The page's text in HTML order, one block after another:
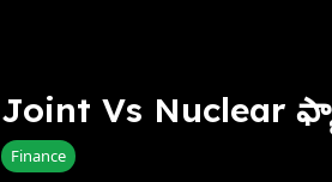
Joint Vs Nuclear
Finance